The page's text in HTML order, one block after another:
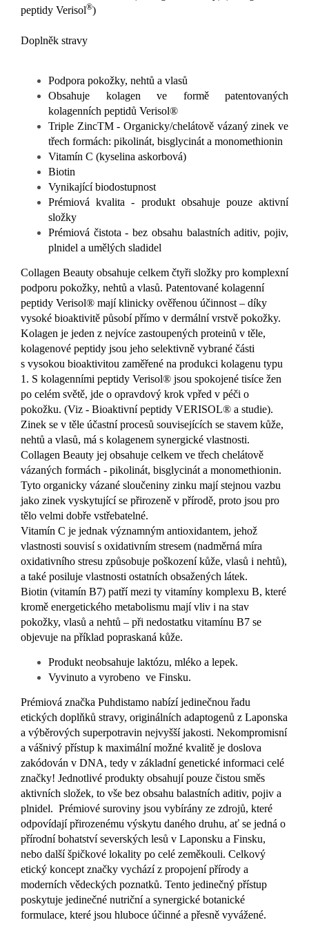
peptidy Verisol®)
Doplněk stravy
Podpora pokožky, nehtů a vlasů
Obsahuje kolagen ve formě patentovaných
kolagenních peptidů Verisol®
Triple ZincTM - Organicky/chelátově vázaný zinek ve
třech formách: pikolinát, bisglycinát a monomethionin
Vitamín C (kyselina askorbová)
Biotin
Vynikající biodostupnost
Prémiová kvalita - produkt obsahuje pouze aktivní
složky
Prémiová čistota - bez obsahu balastních aditiv, pojiv,
plnidel a umělých sladidel
Collagen Beauty obsahuje celkem čtyři složky pro komplexní
podporu pokožky, nehtů a vlasů. Patentované kolagenní
peptidy Verisol® mají klinicky ověřenou účinnost – díky
vysoké bioaktivitě působí přímo v dermální vrstvě pokožky.
Kolagen je jeden z nejvíce zastoupených proteinů v těle,
kolagenové peptidy jsou jeho selektivně vybrané části
s vysokou bioaktivitou zaměřené na produkci kolagenu typu
1. S kolagenními peptidy Verisol® jsou spokojené tisíce žen
po celém světě, jde o opravdový krok vpřed v péči o
pokožku. (Viz - Bioaktivní peptidy VERISOL® a studie).
Zinek se v těle účastní procesů souvisejících se stavem kůže,
nehtů a vlasů, má s kolagenem synergické vlastnosti.
Collagen Beauty jej obsahuje celkem ve třech chelátově
vázaných formách - pikolinát, bisglycinát a monomethionin.
Tyto organicky vázané sloučeniny zinku mají stejnou vazbu
jako zinek vyskytující se přirozeně v přírodě, proto jsou pro
tělo velmi dobře vstřebatelné.
Vitamín C je jednak významným antioxidantem, jehož
vlastnosti souvisí s oxidativním stresem (nadměrná míra
oxidativního stresu způsobuje poškození kůže, vlasů i nehtů),
a také posiluje vlastnosti ostatních obsažených látek.
Biotin (vitamín B7) patří mezi ty vitamíny komplexu B, které
kromě energetického metabolismu mají vliv i na stav
pokožky, vlasů a nehtů – při nedostatku vitamínu B7 se
objevuje na příklad popraskaná kůže.
Produkt neobsahuje laktózu, mléko a lepek.
Vyvinuto a vyrobeno ve Finsku.
Prémiová značka Puhdistamo nabízí jedinečnou řadu
etických doplňků stravy, originálních adaptogenů z Laponska
a výběrových superpotravin nejvyšší jakosti. Nekompromisní
a vášnivý přístup k maximální možné kvalitě je doslova
zakódován v DNA, tedy v základní genetické informaci celé
značky! Jednotlivé produkty obsahují pouze čistou směs
aktivních složek, to vše bez obsahu balastních aditiv, pojiv a
plnidel. Prémiové suroviny jsou vybírány ze zdrojů, které
odpovídají přirozenému výskytu daného druhu, ať se jedná o
přírodní bohatství severských lesů v Laponsku a Finsku,
nebo další špičkové lokality po celé zeměkouli. Celkový
etický koncept značky vychází z propojení přírody a
moderních vědeckých poznatků. Tento jedinečný přístup
poskytuje jedinečné nutriční a synergické botanické
formulace, které jsou hluboce účinné a přesně vyvážené.